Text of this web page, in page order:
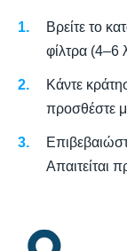
Βρείτε το
φίλτρα (4–6
Κάντε
προσθέστε
Απαιτείται